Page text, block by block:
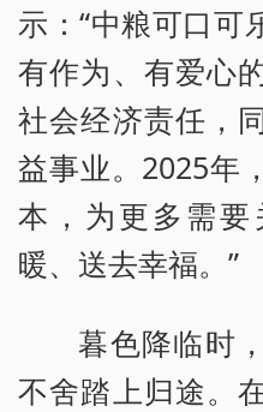
示：“中粮可口可
有作为、有爱心
社会经济责任，
益事业。2025年
本，为更多需
暖、送去幸福。”
暮色降临时
不舍踏上归途。